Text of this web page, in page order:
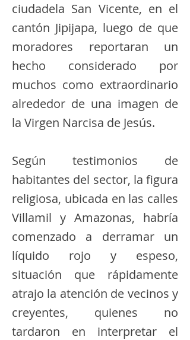
ciudadela San Vicente, en el
cantón Jipijapa, luego de que
moradores reportaran un
hecho considerado por
muchos como extraordinario
alrededor de una imagen de
la Virgen Narcisa de Jesús.
Según testimonios de
habitantes del sector, la figura
religiosa, ubicada en las calles
Villamil y Amazonas, habría
comenzado a derramar un
líquido rojo y espeso,
situación que rápidamente
atrajo la atención de vecinos y
creyentes, quienes no
tardaron en interpretar el